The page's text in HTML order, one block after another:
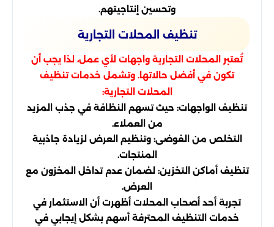
وتحسين إنتاجيتهم.
تنظيف المحلات التجارية
تُعتبر المحلات التجارية واجهات لأي عمل، لذا يجب أن
تكون في أفضل حالاتها. وتشمل خدمات تنظيف
المحلات التجارية:
تنظيف الواجهات: حيث تسهم النظافة في جذب المزيد
من العملاء.
التخلص من الفوضى: وتنظيم العرض لزيادة جاذبية
المنتجات.
تنظيف أماكن التخزين: لضمان عدم تداخل المخزون مع
العرض.
تجربة أحد أصحاب المحلات أظهرت أن الاستثمار في
خدمات التنظيف المحترفة أسهم بشكل إيجابي في